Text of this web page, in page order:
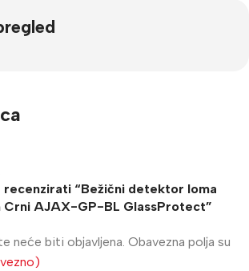
recenzirati “Bežični detektor loma
Crni AJAX-GP-BL GlassProtect”
neće biti objavljena. Obavezna polja su